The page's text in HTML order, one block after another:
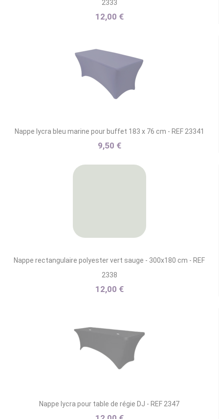
2333
12,00 €
Nappe lycra bleu marine pour buffet 183 x 76 cm - REF 23341
9,50 €
Nappe rectangulaire polyester vert sauge - 300x180 cm - REF
2338
12,00 €
Nappe lycra pour table de régie DJ - REF 2347